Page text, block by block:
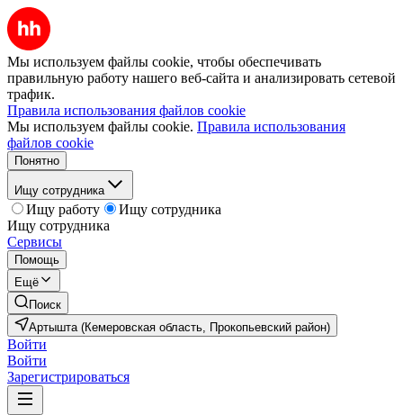
Мы используем файлы cookie, чтобы обеспечивать
правильную работу нашего веб-сайта и анализировать сетевой
трафик.
Правила использования файлов cookie
Мы используем файлы cookie. Правила использования
файлов cookie
Понятно
Ищу сотрудника
Ищу работу
Ищу сотрудника
Ищу сотрудника
Сервисы
Помощь
Ещё
Поиск
Артышта (Кемеровская область, Прокопьевский район)
Войти
Войти
Зарегистрироваться